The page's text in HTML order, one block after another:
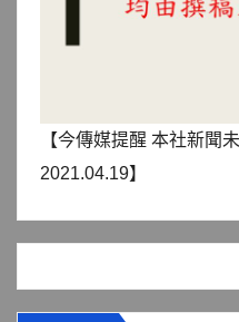
【今傳媒提醒 本社新聞
2021.04.19】